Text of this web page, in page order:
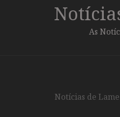
As
Notícias de